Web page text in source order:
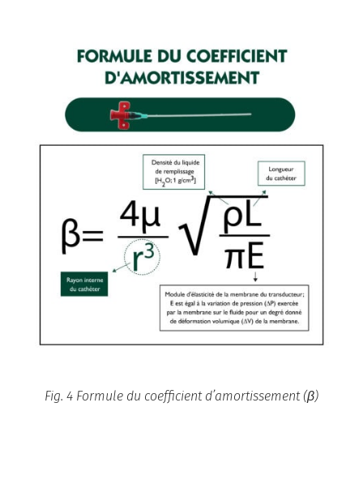
Fig. 4 Formule du coefficient d’amortissement (β)